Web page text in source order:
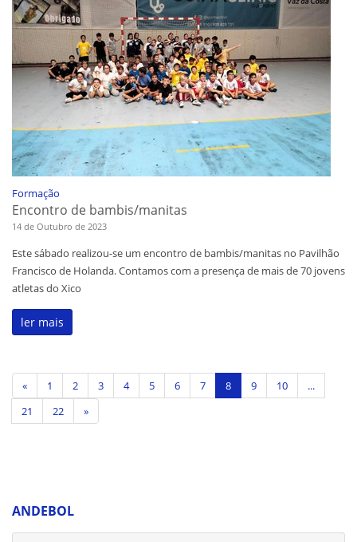
Formação
Encontro de bambis/manitas
14 de Outubro de 2023
Este sábado realizou-se um encontro de bambis/manitas no Pavilhão
Francisco de Holanda. Contamos com a presença de mais de 70 jovens
atletas do Xico
ler mais
« 1 2 3 4 5 6 7 8 9 10
...
21
22 »
ANDEBOL